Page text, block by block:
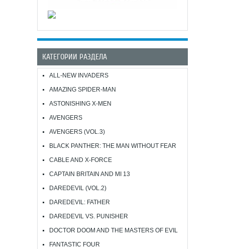
КАТЕГОРИИ РАЗДЕЛА
ALL-NEW INVADERS
AMAZING SPIDER-MAN
ASTONISHING X-MEN
AVENGERS
AVENGERS (VOL.3)
BLACK PANTHER: THE MAN WITHOUT FEAR
CABLE AND X-FORCE
CAPTAIN BRITAIN AND MI 13
DAREDEVIL (VOL.2)
DAREDEVIL: FATHER
DAREDEVIL VS. PUNISHER
DOCTOR DOOM AND THE MASTERS OF EVIL
FANTASTIC FOUR